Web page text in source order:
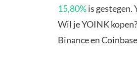
15,80%is
Wil je YOINK
Binance en